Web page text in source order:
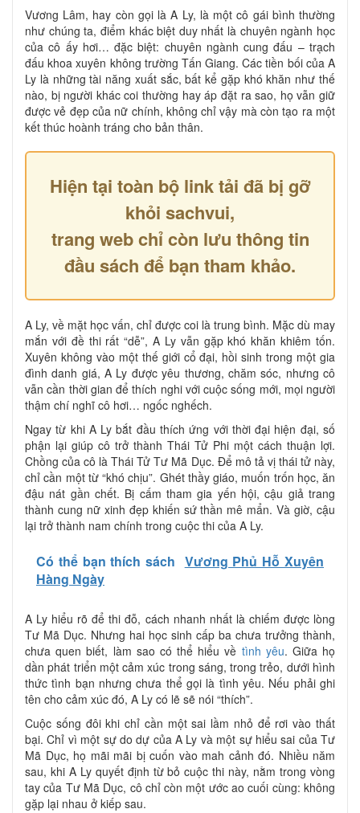
Vương Lâm, hay còn gọi là A Ly, là một cô gái bình thường
như chúng ta, điểm khác biệt duy nhất là chuyên ngành học
của cô ấy hơi… đặc biệt: chuyên ngành cung đấu – trạch
đấu khoa xuyên không trường Tấn Giang. Các tiền bối của A
Ly là những tài năng xuất sắc, bất kể gặp khó khăn như thế
nào, bị người khác coi thường hay áp đặt ra sao, họ vẫn giữ
được vẻ đẹp của nữ chính, không chỉ vậy mà còn tạo ra một
kết thúc hoành tráng cho bản thân.
Hiện tại toàn bộ link tải đã bị gỡ
khỏi sachvui,
trang web chỉ còn lưu thông tin
đầu sách để bạn tham khảo.
A Ly, về mặt học vấn, chỉ được coi là trung bình. Mặc dù may
mắn với đề thi rất “dễ”, A Ly vẫn gặp khó khăn khiêm tốn.
Xuyên không vào một thế giới cổ đại, hồi sinh trong một gia
đình danh giá, A Ly được yêu thương, chăm sóc, nhưng cô
vẫn cần thời gian để thích nghi với cuộc sống mới, mọi người
thậm chí nghĩ cô hơi… ngốc nghếch.
Ngay từ khi A Ly bắt đầu thích ứng với thời đại hiện đại, số
phận lại giúp cô trở thành Thái Tử Phi một cách thuận lợi.
Chồng của cô là Thái Tử Tư Mã Dục. Để mô tả vị thái tử này,
chỉ cần một từ “khó chịu”. Ghét thầy giáo, muốn trốn học, ăn
đậu nát gần chết. Bị cấm tham gia yến hội, cậu giả trang
thành cung nữ xinh đẹp khiến sứ thần mê mẩn. Và giờ, cậu
lại trở thành nam chính trong cuộc thi của A Ly.
Có thể bạn thích sách Vương Phủ Hỗ Xuyên
Hàng Ngày
A Ly hiểu rõ để thi đỗ, cách nhanh nhất là chiếm được lòng
Tư Mã Dục. Nhưng hai học sinh cấp ba chưa trưởng thành,
chưa quen biết, làm sao có thể hiểu về tình yêu. Giữa họ
dần phát triển một cảm xúc trong sáng, trong trẻo, dưới hình
thức tình bạn nhưng chưa thể gọi là tình yêu. Nếu phải ghi
tên cho cảm xúc đó, A Ly có lẽ sẽ nói “thích”.
Cuộc sống đôi khi chỉ cần một sai lầm nhỏ để rơi vào thất
bại. Chỉ vì một sự do dự của A Ly và một sự hiểu sai của Tư
Mã Dục, họ mãi mãi bị cuốn vào mah cảnh đó. Nhiều năm
sau, khi A Ly quyết định từ bỏ cuộc thi này, nằm trong vòng
tay của Tư Mã Dục, cô chỉ còn một ước ao cuối cùng: không
gặp lại nhau ở kiếp sau.